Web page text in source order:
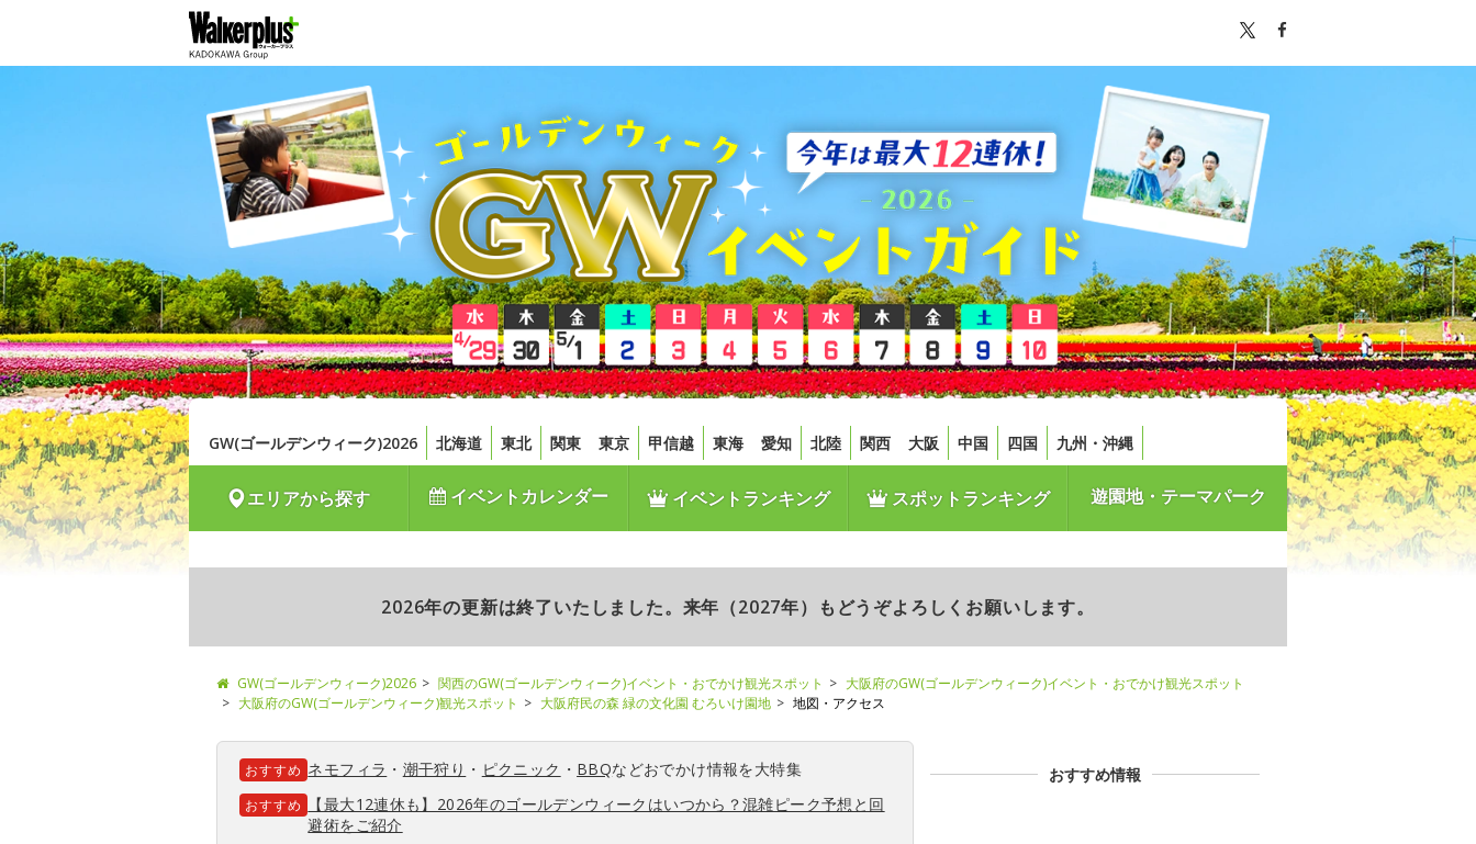
GW(ゴールデンウィーク)2026 北海道 東北 関東 東京 甲信越 東海 愛知 北陸 関西 大阪 中国 四国 九州・沖縄
エリアから探す イベントカレンダー イベントランキング スポットランキング 遊園地・テーマパーク
2026年の更新は終了いたしました。来年（2027年）もどうぞよろしくお願いします。
GW(ゴールデンウィーク)2026 関西のGW(ゴールデンウィーク)イベント・おでかけ観光スポット
大阪府のGW(ゴールデンウィーク)イベント・おでかけ観光スポット
大阪府のGW(ゴールデンウィーク)観光スポット
大阪府民の森 緑の文化園 むろいけ園地 地図・アクセス
おすすめ ネモフィラ ・ 潮干狩り ・ ピクニック ・ BBQなどおでかけ情報を大特集
おすすめ
【最大12連休も】2026年のゴールデンウィークはいつから？混雑ピーク予想と回
避術をご紹介
おすすめ情報